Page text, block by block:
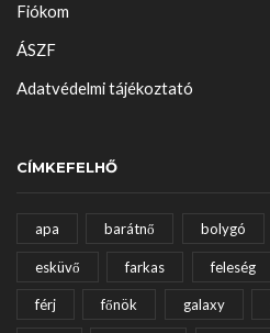
Fiókom
ÁSZF
Adatvédelmi tájékoztató
CÍMKEFELHŐ
apa barátnő bolygó
esküvő farkas feleség
férj főnök galaxy